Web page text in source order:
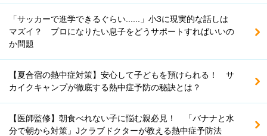
「サッカーで進学できるぐらい......」小3に現実的な話しは
マズイ？ プロになりたい息子をどうサポートすればいいの
か問題
【夏合宿の熱中症対策】安心して子どもを預けられる！ サ
カイクキャンプが徹底する熱中症予防の秘訣とは？
【医師監修】朝食べれない子に悩む親必見！ 「バナナと水
分で朝から対策」Jクラブドクターが教える熱中症予防法